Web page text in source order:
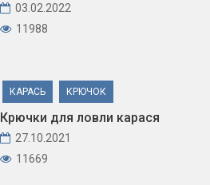
03.02.2022
11988
КАРАСЬ КРЮЧОК
Крючки для ловли карася
27.10.2021
11669